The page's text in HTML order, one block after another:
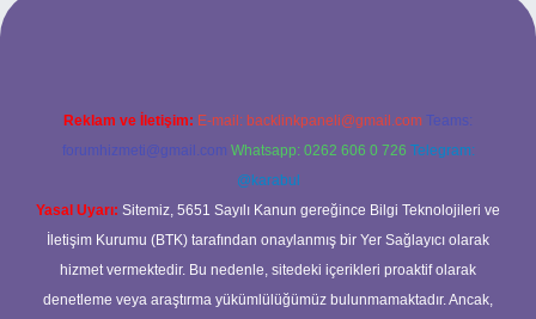
giriş
Reklam ve İletişim: E-mail: backlinkpaneli@gmail.com Teams:
forumhizmeti@gmail.com Whatsapp: 0262 606 0 726 Telegram:
@karabul
Yasal Uyarı: Sitemiz, 5651 Sayılı Kanun gereğince Bilgi Teknolojileri ve
İletişim Kurumu (BTK) tarafından onaylanmış bir Yer Sağlayıcı olarak
hizmet vermektedir. Bu nedenle, sitedeki içerikleri proaktif olarak
denetleme veya araştırma yükümlülüğümüz bulunmamaktadır. Ancak,